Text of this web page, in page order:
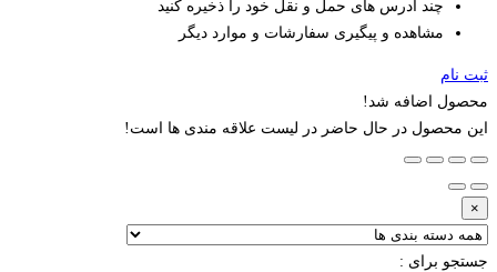
چند آدرس های حمل و نقل خود را ذخیره کنید
مشاهده و پیگیری سفارشات و موارد دیگر
ثبت نام
محصول اضافه شد!
این محصول در حال حاضر در لیست علاقه مندی ها است!
×
جستجو برای :